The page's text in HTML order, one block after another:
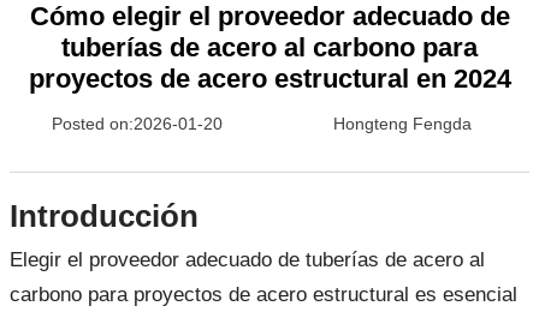
Cómo elegir el proveedor adecuado de
tuberías de acero al carbono para
proyectos de acero estructural en 2024
Posted on:2026-01-20 Hongteng Fengda
Introducción
Elegir el proveedor adecuado de tuberías de acero al
carbono para proyectos de acero estructural es esencial